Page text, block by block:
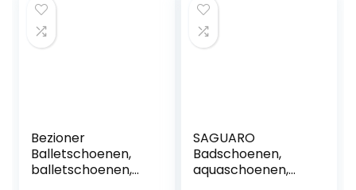
Bezioner
Balletschoenen,
balletschoenen,
SAGUARO
Badschoenen,
aquaschoenen,